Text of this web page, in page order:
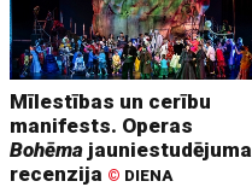
Mīlestības un cerību
manifests. Operas
Bohēma jauniestudējuma
recenzija © DIENA